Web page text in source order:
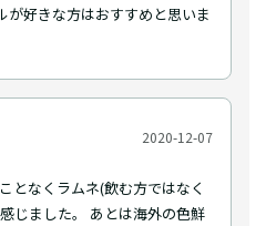
が好きな方はおすすめと思いま
2020-12-07
となくラムネ(飲む方ではなく
じました。 あとは海外の色鮮